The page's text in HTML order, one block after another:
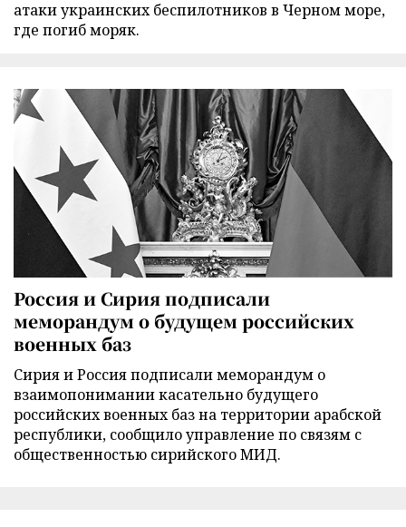
атаки украинских беспилотников в Черном море,
где погиб моряк.
Россия и Сирия подписали
меморандум о будущем российских
военных баз
Сирия и Россия подписали меморандум о
взаимопонимании касательно будущего
российских военных баз на территории арабской
республики, сообщило управление по связям с
общественностью сирийского МИД.